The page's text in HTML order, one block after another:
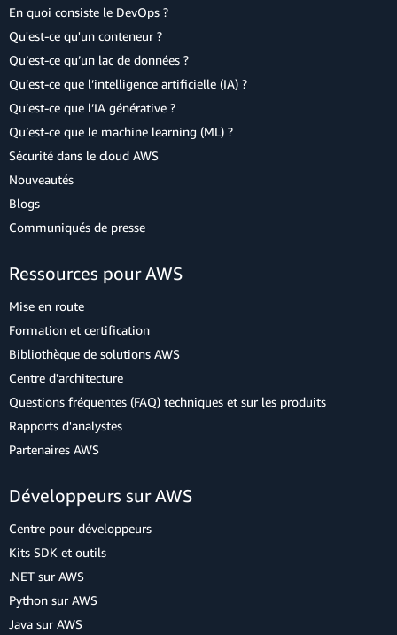
En quoi consiste le DevOps ?
Qu'est-ce qu'un conteneur ?
Qu’est-ce qu’un lac de données ?
Qu’est-ce que l’intelligence artificielle (IA) ?
Qu’est-ce que l’IA générative ?
Qu’est-ce que le machine learning (ML) ?
Sécurité dans le cloud AWS
Nouveautés
Blogs
Communiqués de presse
Ressources pour AWS
Mise en route
Formation et certification
Bibliothèque de solutions AWS
Centre d'architecture
Questions fréquentes (FAQ) techniques et sur les produits
Rapports d'analystes
Partenaires AWS
Développeurs sur AWS
Centre pour développeurs
Kits SDK et outils
.NET sur AWS
Python sur AWS
Java sur AWS